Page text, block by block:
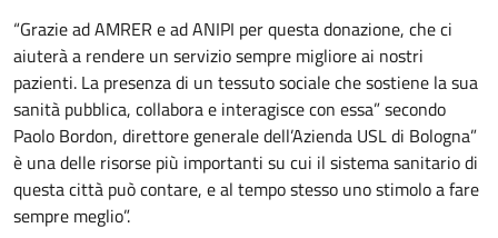
“Grazie ad AMRER e ad ANIPI per questa donazione, che ci
aiuterà a rendere un servizio sempre migliore ai nostri
pazienti. La presenza di un tessuto sociale che sostiene la sua
sanità pubblica, collabora e interagisce con essa” secondo
Paolo Bordon, direttore generale dell’Azienda USL di Bologna”
è una delle risorse più importanti su cui il sistema sanitario di
questa città può contare, e al tempo stesso uno stimolo a fare
sempre meglio”.